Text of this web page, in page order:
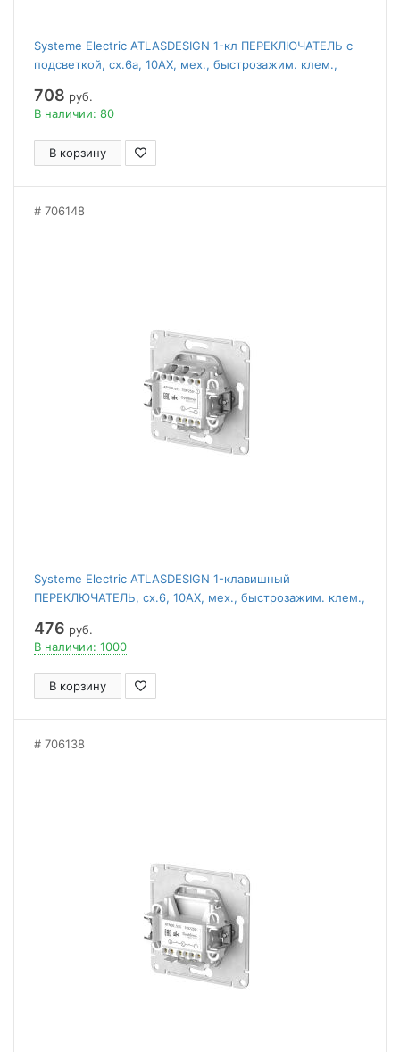
Systeme Electric ATLASDESIGN 1-кл ПЕРЕКЛЮЧАТЕЛЬ с
подсветкой, сх.6а, 10АХ, мех., быстрозажим. клем.,
708 руб.
В наличии: 80
В корзину
706148
Systeme Electric ATLASDESIGN 1-клавишный
ПЕРЕКЛЮЧАТЕЛЬ, сх.6, 10АХ, мех., быстрозажим. клем.,
476 руб.
В наличии: 1000
В корзину
706138